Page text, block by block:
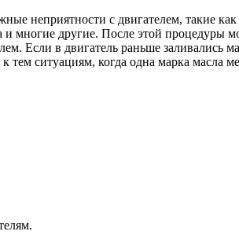
неприятности с двигателем, такие
многие другие. После этой процедуры
Если в двигатель раньше заливались
ситуациям, когда одна марка масла